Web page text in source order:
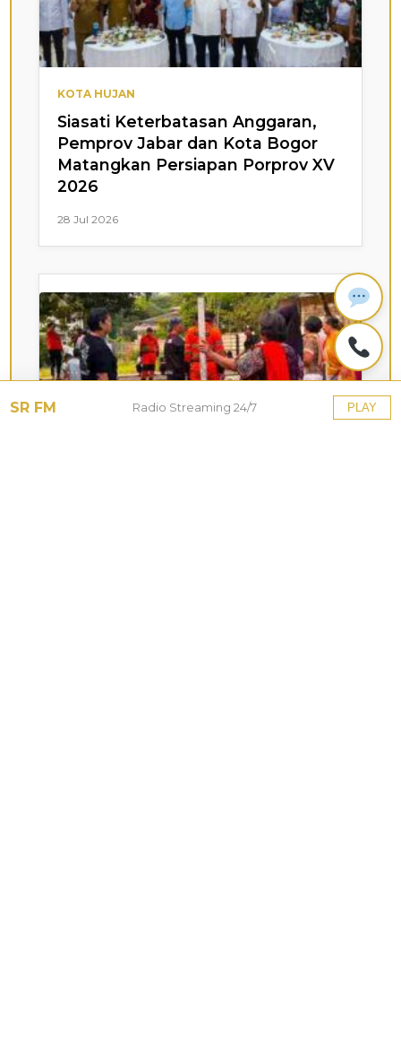
KOTA HUJAN
Siasati Keterbatasan Anggaran,
Pemprov Jabar dan Kota Bogor
Matangkan Persiapan Porprov XV
2026
28 Jul 2026
SR FM Radio Streaming 24/7 PLAY